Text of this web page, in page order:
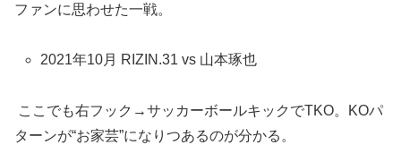
ファンに思わせた一戦。
2021年10月 RIZIN.31 vs 山本琢也
ここでも右フック→サッカーボールキックでTKO。KOパ
ターンが“お家芸”になりつあるのが分かる。